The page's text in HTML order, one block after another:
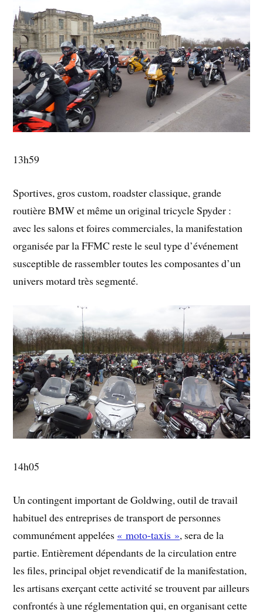
13h59
Sportives, gros custom, roadster classique, grande
routière BMW et même un original tricycle Spyder :
avec les salons et foires commerciales, la manifestation
organisée par la FFMC reste le seul type d’événement
susceptible de rassembler toutes les composantes d’un
univers motard très segmenté.
14h05
Un contingent important de Goldwing, outil de travail
habituel des entreprises de transport de personnes
communément appelées « moto-taxis », sera de la
partie. Entièrement dépendants de la circulation entre
les files, principal objet revendicatif de la manifestation,
les artisans exerçant cette activité se trouvent par ailleurs
confrontés à une réglementation qui, en organisant cette